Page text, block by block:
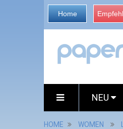
Home
NEU
HOME WOMEN